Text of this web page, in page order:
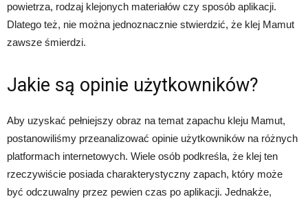
powietrza, rodzaj klejonych materiałów czy sposób aplikacji.
Dlatego też, nie można jednoznacznie stwierdzić, że klej Mamut
zawsze śmierdzi.
Jakie są opinie użytkowników?
Aby uzyskać pełniejszy obraz na temat zapachu kleju Mamut,
postanowiliśmy przeanalizować opinie użytkowników na różnych
platformach internetowych. Wiele osób podkreśla, że klej ten
rzeczywiście posiada charakterystyczny zapach, który może
być odczuwalny przez pewien czas po aplikacji. Jednakże,